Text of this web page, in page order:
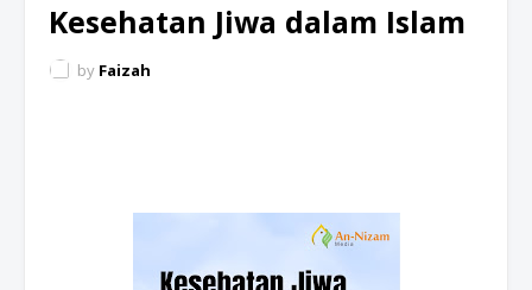
Kesehatan Jiwa dalam Islam
by Faizah